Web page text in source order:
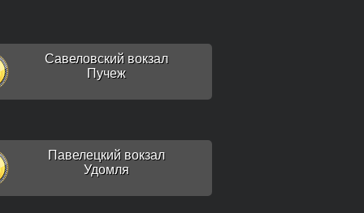
Савеловский вокзал
Пучеж
Павелецкий вокзал
Удомля